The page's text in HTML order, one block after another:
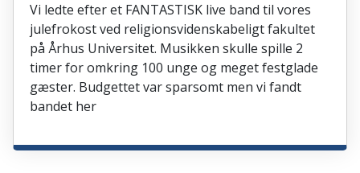
Vi ledte efter et FANTASTISK live band til vores
julefrokost ved religionsvidenskabeligt fakultet
på Århus Universitet. Musikken skulle spille 2
timer for omkring 100 unge og meget festglade
gæster. Budgettet var sparsomt men vi fandt
bandet her